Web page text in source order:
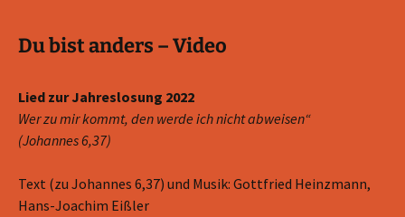
Du bist anders – Video
Lied zur Jahreslosung 2022
Wer zu mir kommt, den werde ich nicht abweisen“
(Johannes 6,37)
Text (zu Johannes 6,37) und Musik: Gottfried Heinzmann,
Hans-Joachim Eißler